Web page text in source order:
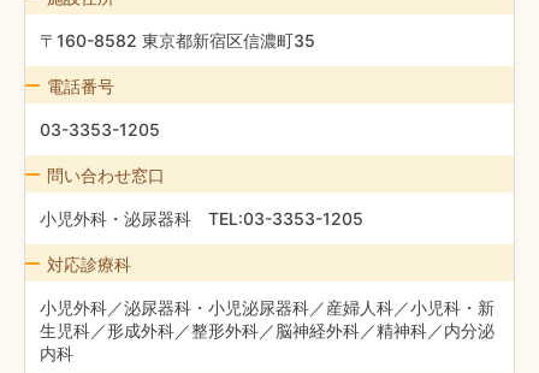
〒160-8582 東京都新宿区信濃町35
電話番号
03-3353-1205
問い合わせ窓口
小児外科・泌尿器科 TEL:03-3353-1205
対応診療科
小児外科／泌尿器科・小児泌尿器科／産婦人科／小児科・新
生児科／形成外科／整形外科／脳神経外科／精神科／内分泌
内科